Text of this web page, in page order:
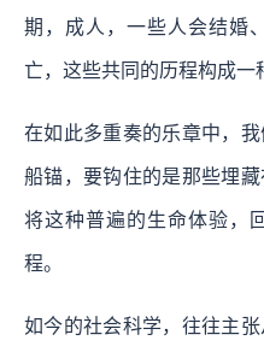
期，成人，一些人会结婚
亡，这些共同的历程构成一
在如此多重奏的乐章中，我
船锚，要钩住的是那些埋
将这种普遍的生命体验，
程。
如今的社会科学，往往主